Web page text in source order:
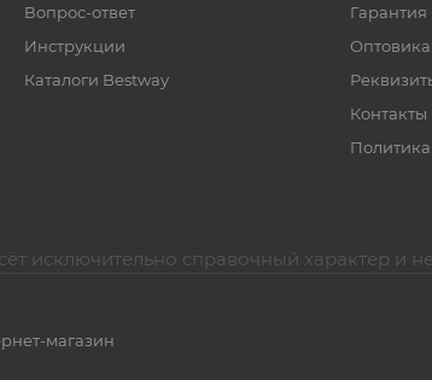
Вопрос-ответ
Инструкции
Каталоги Bestway
Гарантия
Контакты
исключительно справочный характер и
магазин